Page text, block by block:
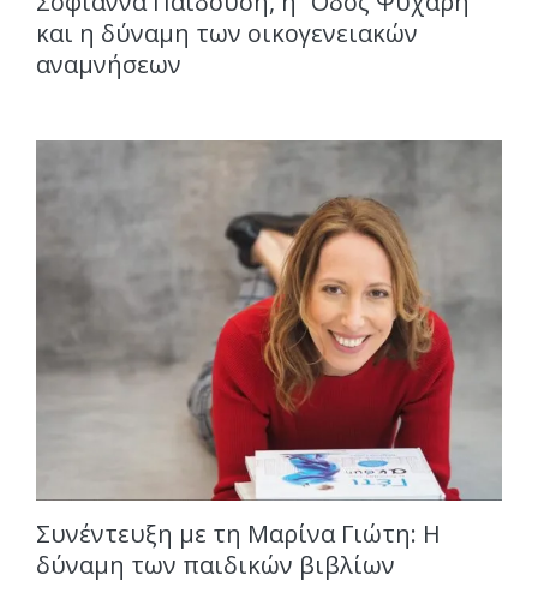
και η δύναμη των οικογενειακών
αναμνήσεων
Συνέντευξη με τη Μαρίνα Γιώτη: Η
δύναμη των παιδικών βιβλίων